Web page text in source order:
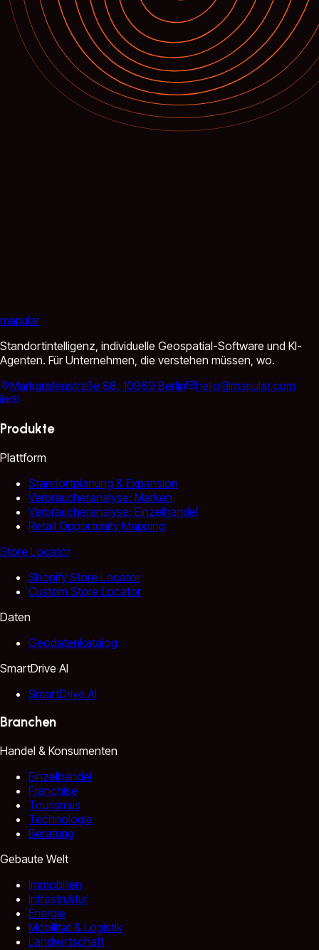
mapular
Standortintelligenz, individuelle Geospatial-Software und KI-
Agenten. Für Unternehmen, die verstehen müssen, wo.
Markgrafenstraße 88, 10969 Berlin
hello@mapular.com
Produkte
Plattform
Standortplanung & Expansion
Verbraucheranalyse: Marken
Verbraucheranalyse: Einzelhandel
Retail Opportunity Mapping
Store Locator
Shopify Store Locator
Custom Store Locator
Daten
Geodatenkatalog
SmartDrive AI
SmartDrive AI
Branchen
Handel & Konsumenten
Einzelhandel
Franchise
Tourismus
Technologie
Beratung
Gebaute Welt
Immobilien
Infrastruktur
Energie
Mobilität & Logistik
Landwirtschaft